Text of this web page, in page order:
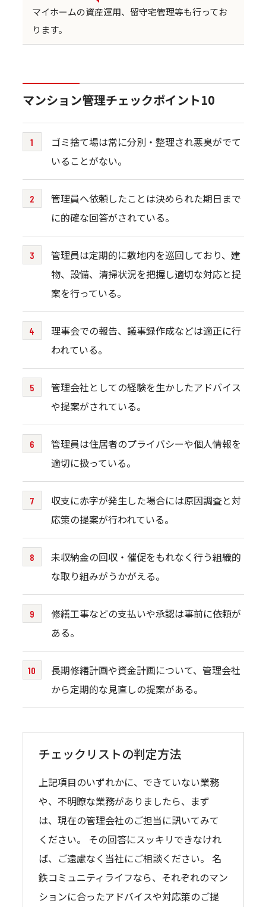
マイホームの資産運用、留守宅管理等も行ってお
ります。
マンション管理チェックポイント10
ゴミ捨て場は常に分別・整理され悪臭がでて
いることがない。
管理員へ依頼したことは決められた期日まで
に的確な回答がされている。
管理員は定期的に敷地内を巡回しており、建
物、設備、清掃状況を把握し適切な対応と提
案を行っている。
理事会での報告、議事録作成などは適正に行
われている。
管理会社としての経験を生かしたアドバイス
や提案がされている。
管理員は住居者のプライバシーや個人情報を
適切に扱っている。
収支に赤字が発生した場合には原因調査と対
応策の提案が行われている。
未収納金の回収・催促をもれなく行う組織的
な取り組みがうかがえる。
修繕工事などの支払いや承認は事前に依頼が
ある。
長期修繕計画や資金計画について、管理会社
から定期的な見直しの提案がある。
チェックリストの判定方法
上記項目のいずれかに、できていない業務
や、不明瞭な業務がありましたら、まず
は、現在の管理会社のご担当に訊いてみて
ください。 その回答にスッキリできなけれ
ば、ご遠慮なく当社にご相談ください。 名
鉄コミュニティライフなら、それぞれのマン
ションに合ったアドバイスや対応策のご提